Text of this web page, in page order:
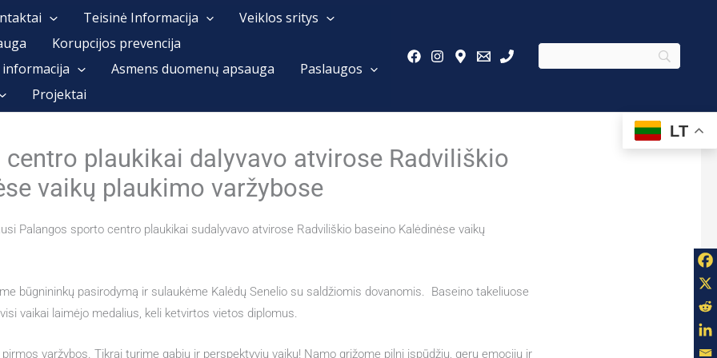
Teisinė Informacija
Veiklos sritys
Korupcijos prevencija
Asmens duomenų apsauga
Paslaugos
Projektai
LT
plaukikai dalyvavo atvirose Radviliškio
vaikų plaukimo varžybose
Palangos sporto centro plaukikai sudalyvavo atvirose Radviliškio baseino Kalėdinėse vaikų
būgnininkų pasirodymą ir sulaukėme Kalėdų Senelio su saldžiomis dovanomis. Baseino takeliuose
vaikai laimėjo medalius, keli ketvirtos vietos diplomus.
varžybos. Tikrai turime gabių ir perspektyvių vaikų! Namo grįžome pilni įspūdžių, gerų emocijų ir